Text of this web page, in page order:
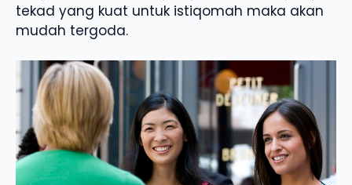
tekad yang kuat untuk istiqomah maka akan
mudah tergoda.